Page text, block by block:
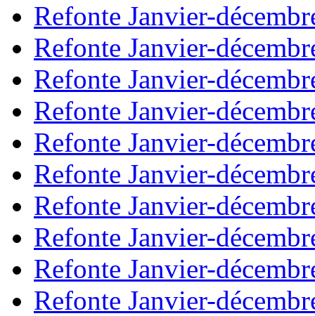
Refonte Janvier-
Refonte Janvier-
Refonte Janvier-
Refonte Janvier-
Refonte Janvier-
Refonte Janvier-
Refonte Janvier-
Refonte Janvier-
Refonte Janvier-
Refonte Janvier-